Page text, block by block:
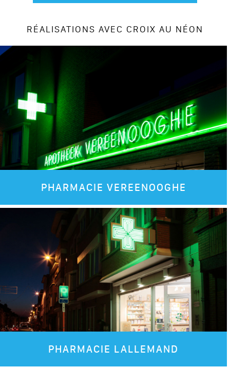
RÉALISATIONS AVEC CROIX AU NÉON
PHARMACIE VEREENOOGHE
PHARMACIE LALLEMAND